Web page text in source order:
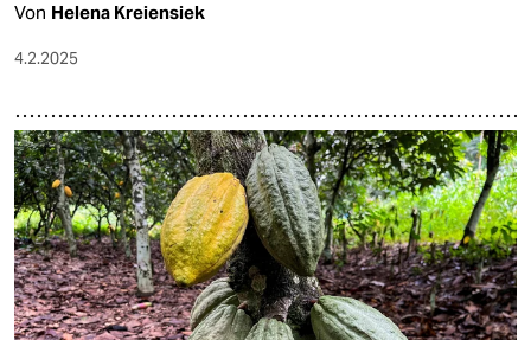
Von Helena Kreiensiek
4.2.2025